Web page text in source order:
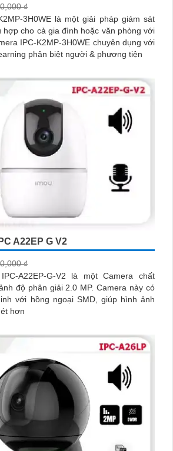
₫
3H0WE là một giải pháp giám sát
hợp cho cả gia đình hoặc văn phòng với
IPC-K2MP-3H0WE chuyên dụng với
phân biệt người & phương tiện
A22EP G V2
₫
A22EP-G-V2 là một Camera chất
giải 2.0 MP. Camera này có
với hồng ngoại SMD, giúp hình ảnh
hơn